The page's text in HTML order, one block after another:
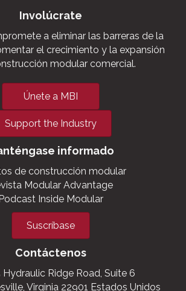
Involúcrate
a eliminar las barreras de la
el crecimiento y la expansión
modular comercial.
Únete a MBI
Support the Industry
informado
de construcción modular
Modular Advantage
Inside Modular
Suscríbase
Contáctenos
Hydraulic Ridge Road, Suite 6
Virginia 22901 Estados Unidos